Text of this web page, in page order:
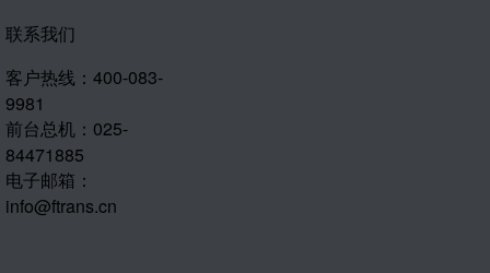
联系我们
客户热线：400-083-
9981
前台总机：025-
84471885
电子邮箱：
info@ftrans.cn